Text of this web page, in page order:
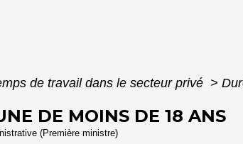
de travail dans le secteur privé >
DE MOINS DE 18 ANS
(Première ministre)